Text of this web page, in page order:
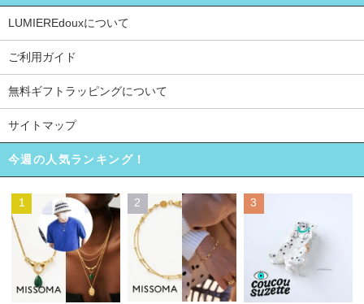
LUMIEREdouxについて
ご利用ガイド
無料ギフトラッピングについて
サイトマップ
今週の人気ランキング！
1 2 3